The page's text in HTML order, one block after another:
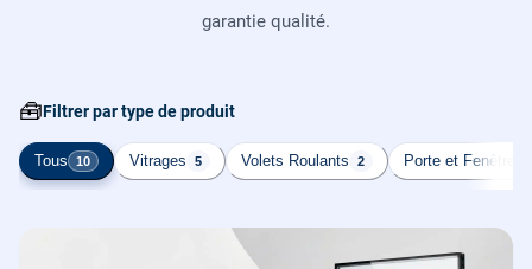
garantie qualité.
🧰Filtrer par type de produit
Tous 10 Vitrages 5 Volets Roulants 2 Porte et Fenêtre